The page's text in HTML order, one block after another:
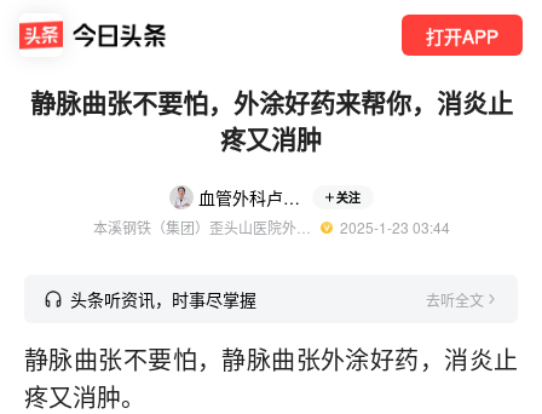
打开APP
静脉曲张不要怕，外涂好药来帮你，消炎止
疼又消肿
血管外科卢凤菊 关注
  2025-1-23 03:44
头条听资讯，时事尽掌握 去听全文
静脉曲张不要怕，静脉曲张外涂好药，消炎止
疼又消肿。